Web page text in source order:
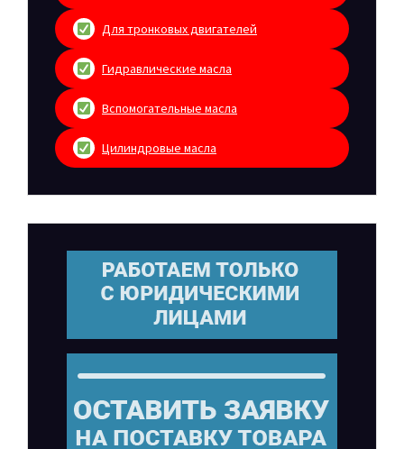
Для тронковых двигателей
Гидравлические масла
Вспомогательные масла
Цилиндровые масла